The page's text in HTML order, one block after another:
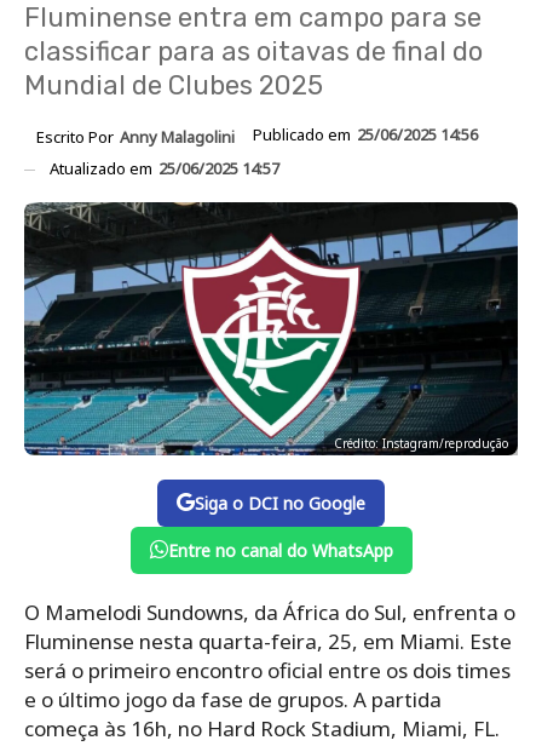
Fluminense entra em campo para se
classificar para as oitavas de final do
Mundial de Clubes 2025
Escrito Por Anny Malagolini Publicado em 25/06/2025 14:56
Atualizado em 25/06/2025 14:57
Crédito: Instagram/reprodução
Siga o DCI no Google
Entre no canal do WhatsApp
O Mamelodi Sundowns, da África do Sul, enfrenta o
Fluminense nesta quarta-feira, 25, em Miami. Este
será o primeiro encontro oficial entre os dois times
e o último jogo da fase de grupos. A partida
começa às 16h, no Hard Rock Stadium, Miami, FL.